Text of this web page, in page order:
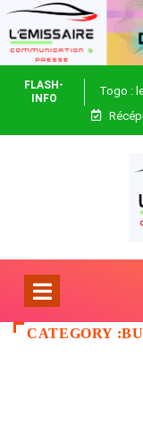
FLASH-
INFO
Togo :
CATEGORY